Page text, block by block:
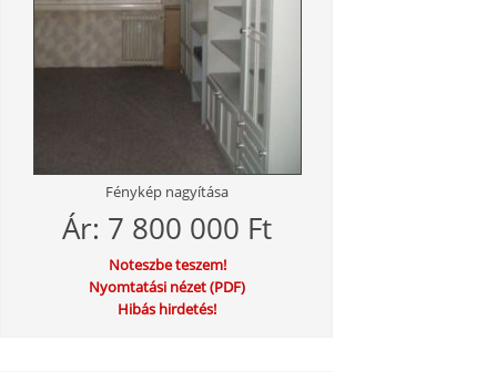
Fénykép nagyítása
Ár: 7 800 000 Ft
Noteszbe teszem!
Nyomtatási nézet (PDF)
Hibás hirdetés!